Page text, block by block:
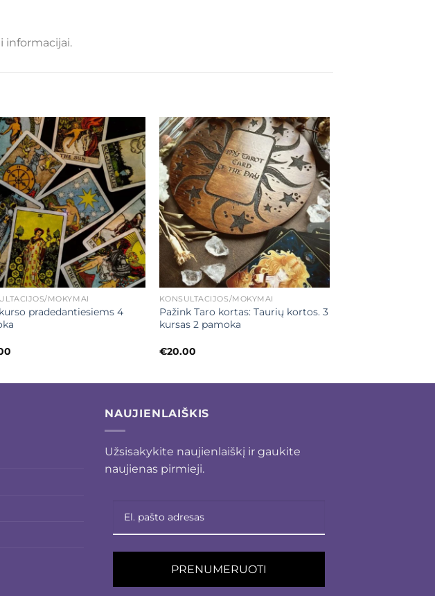
informacijai.
Mėgstamiausias
MOKYMAI
pradedantiesiems 4
Mėgstamiausias
+
KONSULTACIJOS/MOKYMAI
Pažink Taro kortas: Taurių kortos. 3
kursas 2 pamoka
€20.00
NAUJIENLAIŠKIS
Užsisakykite naujienlaiškį ir gaukite
naujienas pirmieji.
PRENUMERUOTI